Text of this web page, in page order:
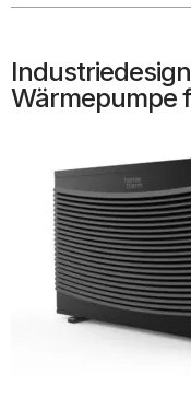
Wärmepumpe